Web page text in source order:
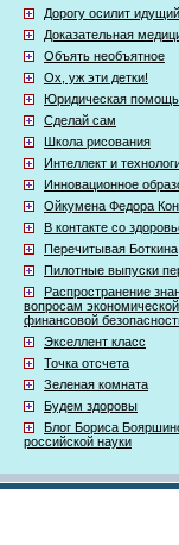
Дорогу осилит идущий
Доказательная
Объять необъятное
Ох, уж эти детки!
Юридическая помощь
Сделай сам
Школа рисования
Интеллект и
Инновационное
Ойкумена Федора
В контакте со
Перечитывая Боткина
Пилотные выпуски
Распространение
вопросам
финансовой
Экселлент класс
Точка отсчета
Зеленая комната
Будем здоровы
Блог Бориса
российской науки